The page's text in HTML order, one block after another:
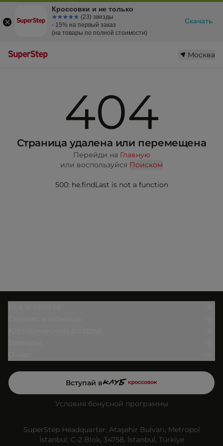
Москва
404
Страница удалена или перемещена
Перейди на Главную
или воспользуйся Поиском
500: he.findLast is not a function
Вступай в
Условия бонусной программы
SuperStep Headquarter: Ataşehir Bulvarı, Metropol
İstanbul, C-2 Blok, 34758, İstanbul, Türkiye
Кроссовки и не только
☆☆☆☆☆
★★★★★ (23) звезды
- 15% на первый заказ
(на товары по полной стоимости)
Скачать